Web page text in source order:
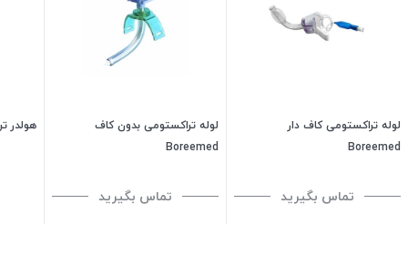
لوله تراکستومی کاف دار
Boreemed
تماس بگیرید
لوله تراکستومی بدون کاف
Boreemed
تماس بگیرید
هولدر